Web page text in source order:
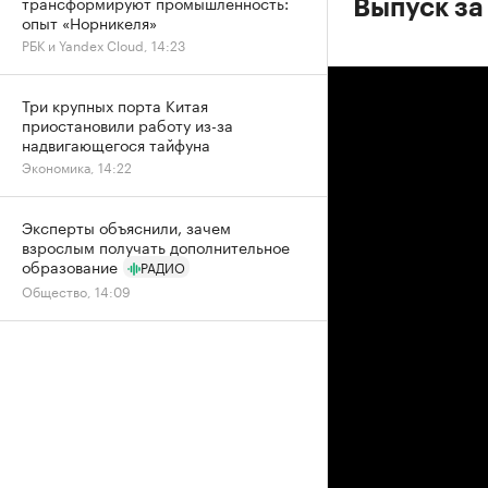
Выпуск
опыт «Норникеля»
РБК и Yandex Cloud, 14:23
Три крупных порта Китая
приостановили работу из-за
надвигающегося тайфуна
Экономика, 14:22
Эксперты объяснили, зачем
взрослым получать дополнительное
образование
РАДИО
Общество, 14:09